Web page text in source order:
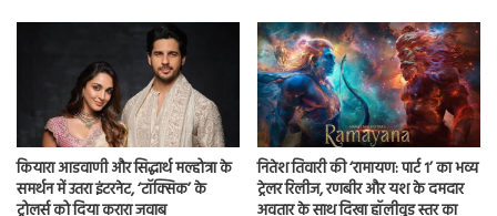
कियारा आडवाणी और सिद्धार्थ मल्होत्रा के
समर्थन में उतरा इंटरनेट, ‘टॉक्सिक’ के
नितेश तिवारी की ‘रामायण: पार्ट 1’ का भव्य
ट्रेलर रिलीज, रणबीर और यश के दमदार